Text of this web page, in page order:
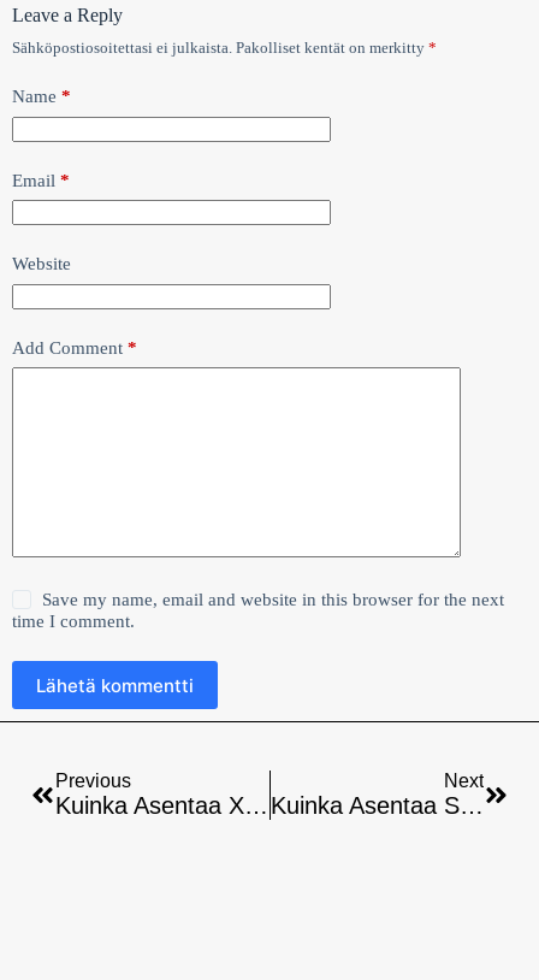
Leave a Reply
Sähköpostiosoitettasi ei julkaista. Pakolliset kentät on merkitty *
Name *
Email *
Website
Add Comment *
Save my name, email and website in this browser for the next
time I comment.
Lähetä kommentti
Previous
Kuinka Asentaa Xtream9 Äly-Tv:oon -ohjeet
Next
Kuinka Asentaa Shameltv Äly-Tv:hen? Täydellinen Opas